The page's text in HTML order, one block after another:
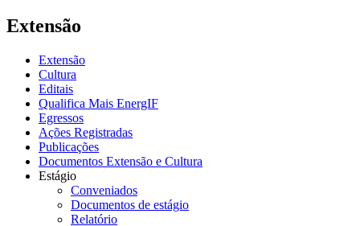
Extensão
Extensão
Cultura
Editais
Qualifica Mais EnergIF
Egressos
Ações Registradas
Publicações
Documentos Extensão e Cultura
Estágio
Conveniados
Documentos de estágio
Relatório